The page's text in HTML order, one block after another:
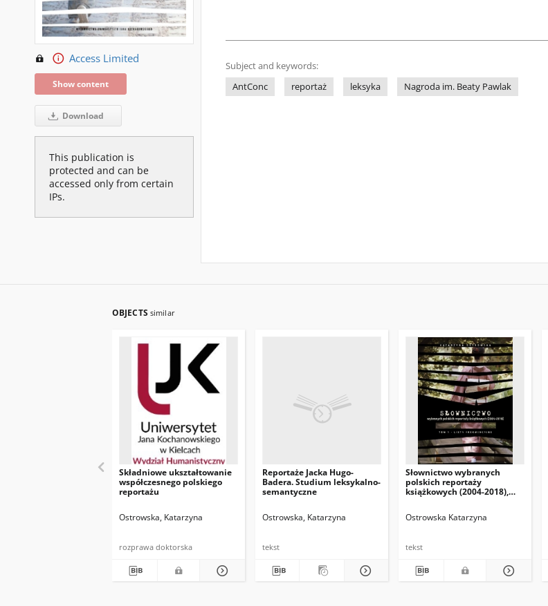
Access Limited
Show content
Download
This publication is
protected and can be
accessed only from certain
IPs.
Subject and keywords:
AntConc
reportaż leksyka Nagroda im. Beaty Pawlak
OBJECTS similar
Składniowe ukształtowanie
współczesnego polskiego
reportażu
Ostrowska, Katarzyna
rozprawa doktorska
Reportaże Jacka Hugo-
Badera. Studium leksykalno-
semantyczne
Ostrowska, Katarzyna
tekst
Słownictwo wybranych
polskich reportaży
książkowych (2004-2018),
Ostrowska Katarzyna
tekst